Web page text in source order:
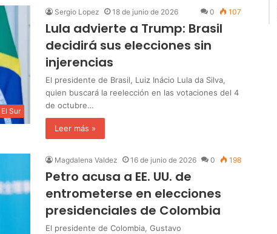
El Sur
Sergio Lopez 18 de junio de 2026 0 107
Lula advierte a Trump: Brasil
decidirá sus elecciones sin
injerencias
El presidente de Brasil, Luiz Inácio Lula da Silva,
quien buscará la reelección en las votaciones del 4
de octubre…
Leer más »
Magdalena Valdez 16 de junio de 2026 0 198
Petro acusa a EE. UU. de
entrometerse en elecciones
presidenciales de Colombia
El presidente de Colombia, Gustavo